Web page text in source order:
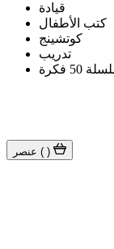
قيادة
كتب الأطفال
كوتشينج
تدريب
50 فكرة
) عنصر